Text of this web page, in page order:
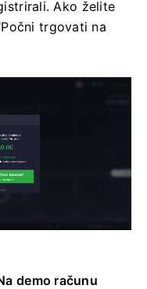
Ako želite
trgovati na
demo računu